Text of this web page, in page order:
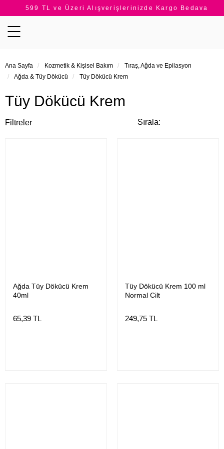
599 TL ve Üzeri Alışverişlerinizde Kargo Bedava
Kategoriler
Ana Sayfa Kozmetik & Kişisel Bakım
Tıraş, Ağda ve Epilasyon
Ağda & Tüy Dökücü
Tüy Dökücü Krem
Tüy Dökücü Krem
Filtreler Sırala:
Ağda Tüy Dökücü Krem
40ml
65,39 TL
Tüy Dökücü Krem 100 ml
Normal Cilt
249,75 TL